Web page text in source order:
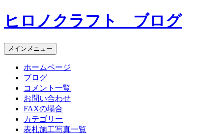
コ
ン
ン
ツ
ヒロノクラフト ブログ
メインメニュー
ホームページ
ブログ
コメント一覧
お問い合わせ
FAXの場合
カテゴリー
表札施工写真一覧